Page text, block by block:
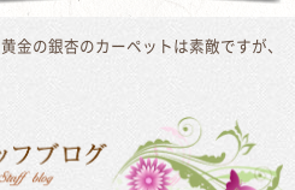
黄金の銀杏のカーペットは素敵ですが、